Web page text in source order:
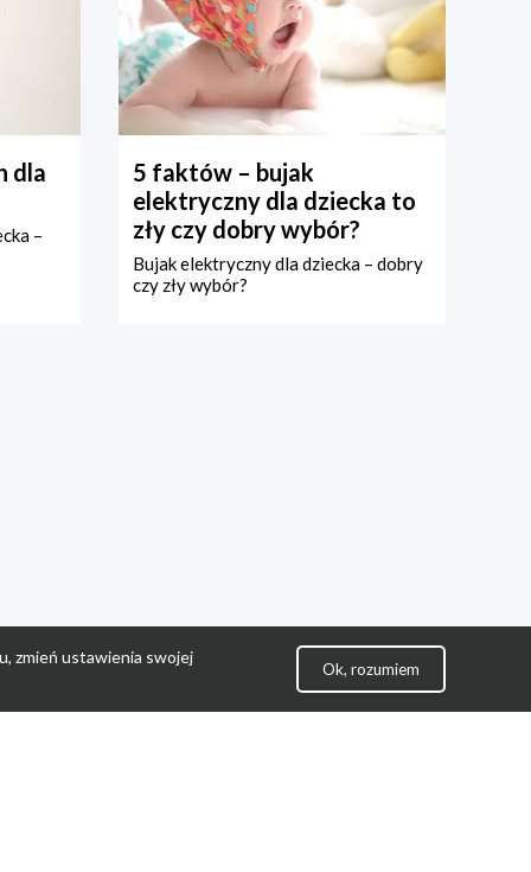
dla
–
5 faktów – bujak
elektryczny dla dziecka to
zły czy dobry wybór?
Bujak elektryczny dla dziecka – dobry
czy zły wybór?
zmień ustawienia swojej
Ok, rozumiem